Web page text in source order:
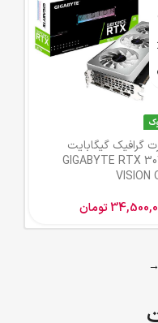
گرافیک گیگابایت
GIGABYTE RTX
VISION
تومان
→